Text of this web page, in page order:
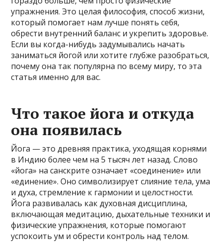
упражнения. Это целая философия, способ жизни,
который помогает нам лучше понять себя,
обрести внутренний баланс и укрепить здоровье.
Если вы когда-нибудь задумывались начать
заниматься йогой или хотите глубже разобраться,
почему она так популярна по всему миру, то эта
статья именно для вас.
Что такое йога и откуда
она появилась
Йога — это древняя практика, уходящая корнями
в Индию более чем на 5 тысяч лет назад. Слово
«йога» на санскрите означает «соединение» или
«единение». Оно символизирует слияние тела, ума
и духа, стремление к гармонии и целостности.
Йога развивалась как духовная дисциплина,
включающая медитацию, дыхательные техники и
физические упражнения, которые помогают
успокоить ум и обрести контроль над телом.